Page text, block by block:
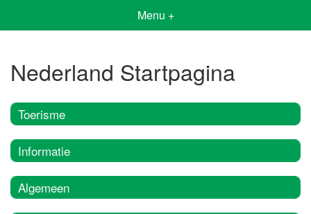
Menu +
Nederland Startpagina
Toerisme
Informatie
Algemeen